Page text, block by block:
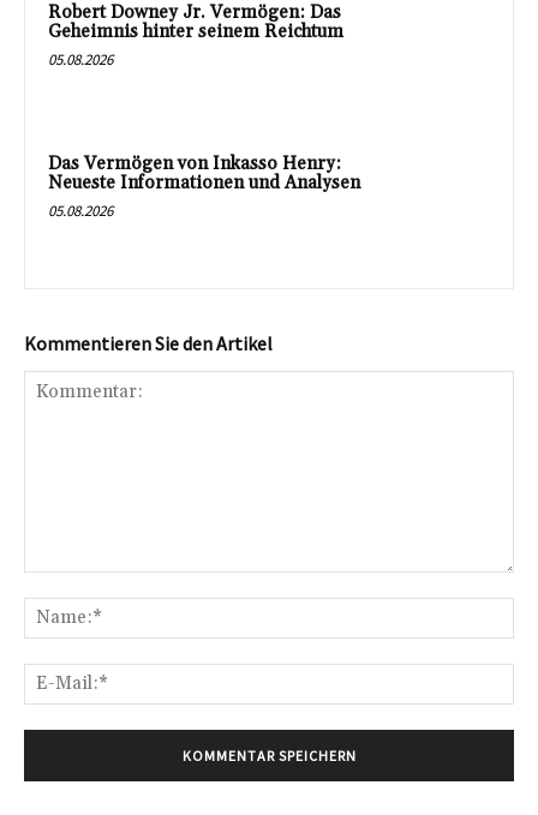
Robert Downey Jr. Vermögen: Das
Geheimnis hinter seinem Reichtum
05.08.2026
Das Vermögen von Inkasso Henry:
Neueste Informationen und Analysen
05.08.2026
Kommentieren Sie den Artikel